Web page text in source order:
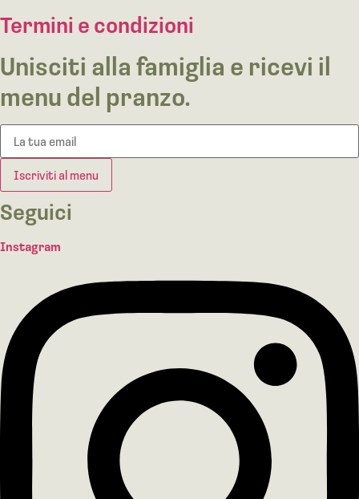
Termini e condizioni
Unisciti alla famiglia e ricevi il
menu del pranzo.
Iscriviti al menu
Seguici
Instagram